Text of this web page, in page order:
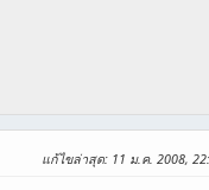
แก้ไขล่าสุด: 11 ม.ค. 2008,